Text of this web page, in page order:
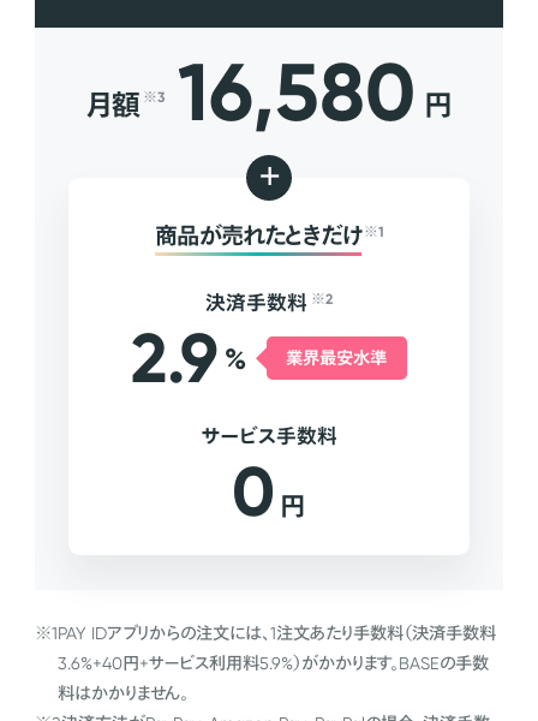
月額 ※3 16,580 円
+
商品が売れたときだけ ※1
決済手数料 ※2
2.9 % 業界最安水準
サービス手数料
0 円
※1PAY IDアプリからの注文には、1注文あたり手数料（決済手数料
3.6%+40円+サービス利用料5.9%）がかかります。BASEの手数
料はかかりません。